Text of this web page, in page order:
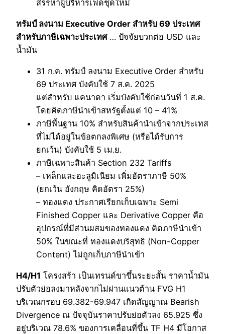
สรรหาผู้บริหารเฟดชุดใหม่
ทรัมป์ ลงนาม Executive Order สำหรับ 69 ประเทศ
สำหรับภาษีเฉพาะประเทศ… ปัจจัยบวกต่อ USD และ
น้ำมัน
31 ก.ค. ทรัมป์ ลงนาม Executive Order สำหรับ
69 ประเทศ บังคับใช้ 7 ส.ค. 2025
แต่สำหรับ แคนาดา เริ่มบังคับใช้ก่อนวันที่ 1 ส.ค.
โดยคิดภาษีนำเข้าสหรัฐตั้งแต่ 10 – 41%
ภาษีพื้นฐาน 10% สำหรับสินค้านำเข้าจากประเทส
ที่ไม่ได้อยู่ในข้อตกลงพิเศษ (หรือได้รับการ
ยกเว้น) บังคับใช้ 5 เม.ย.
ภาษีเฉพาะสินค้า Section 232 Tariffs
– เหล็กและอะลูมิเนียม เพิ่มอัตราภาษี 50%
(ยกเว้น อังกฤษ คิดอัตรา 25%)
– ทองแดง ประกาศเรียกเก็บเฉพาะ Semi
Finished Copper และ Derivative Copper คือ
อุปกรณ์ที่มีส่วนผสมของทองแดง คิดภาษีนำเข้า
50% ในขณะที่ ทองแดงบริสุทธิ (Non-Copper
Content) ไม่ถูกเก็บภาษีนำเข้า
H4/H1 โครงสร้า เป็นเทรนด์ขาขึ้นระยะสั้น ราคาน้ำมัน
ปรับตัวย่อลงมาหลังจากไม่ผ่านแนวต้าน FVG H1
บริเวณกรอบ 69.382-69.947 เกิดสัญญาณ Bearish
Divergence ณ ปัจจุบันราคาปรับย่อตัวลง 65.925 ซึ่ง
อยู่บริเวณ 78.6% ของการเคลื่อนที่ขึ้น TF H4 มีโอกาส